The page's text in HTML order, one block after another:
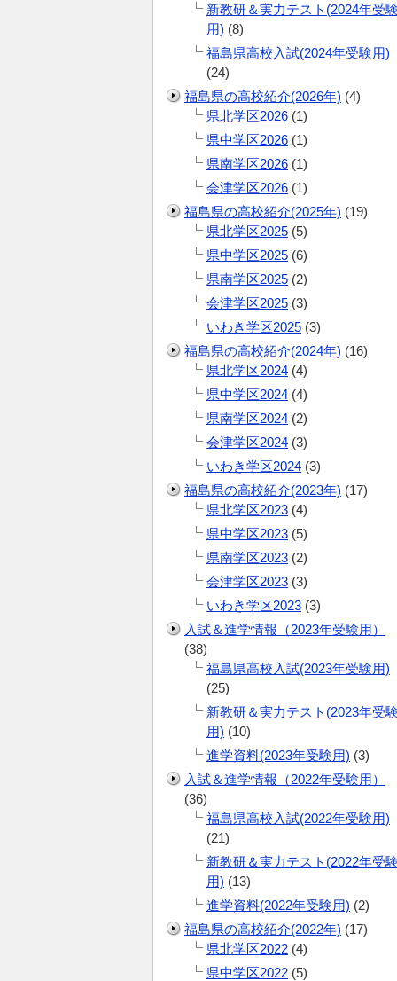
新教研＆実力テスト(2024年受
用) (8)
福島県高校入試(2024年受験用)
(24)
福島県の高校紹介(2026年) (4)
県北学区2026 (1)
県中学区2026 (1)
県南学区2026 (1)
会津学区2026 (1)
福島県の高校紹介(2025年) (19)
県北学区2025 (5)
県中学区2025 (6)
県南学区2025 (2)
会津学区2025 (3)
いわき学区2025 (3)
福島県の高校紹介(2024年) (16)
県北学区2024 (4)
県中学区2024 (4)
県南学区2024 (2)
会津学区2024 (3)
いわき学区2024 (3)
福島県の高校紹介(2023年) (17)
県北学区2023 (4)
県中学区2023 (5)
県南学区2023 (2)
会津学区2023 (3)
いわき学区2023 (3)
入試＆進学情報（2023年受験用）
(38)
福島県高校入試(2023年受験用)
(25)
新教研＆実力テスト(2023年受
用) (10)
進学資料(2023年受験用) (3)
入試＆進学情報（2022年受験用）
(36)
福島県高校入試(2022年受験用)
(21)
新教研＆実力テスト(2022年受
用) (13)
進学資料(2022年受験用) (2)
福島県の高校紹介(2022年) (17)
県北学区2022 (4)
県中学区2022 (5)